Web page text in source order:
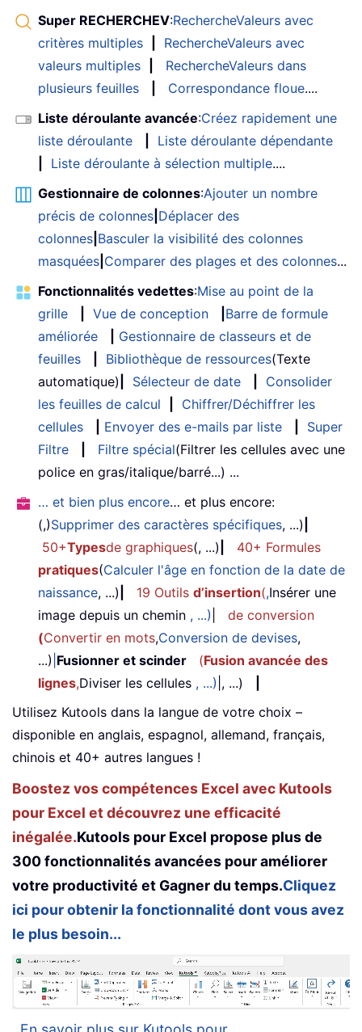
Super RECHERCHEV:RechercheValeurs avec
critères multiples
RechercheValeurs avec
valeurs multiples
RechercheValeurs dans
plusieurs feuilles
Correspondance floue....
Liste déroulante avancée:Créez rapidement une
liste déroulante
Liste déroulante dépendante
Liste déroulante à sélection multiple....
Gestionnaire de colonnes:Ajouter un nombre
précis de colonnes Déplacer des
colonnes Basculer la visibilité des colonnes
masquées Comparer des plages et des colonnes...
Fonctionnalités vedettes:Mise au point de la
grille
Vue de conception
Barre de formule
améliorée
Gestionnaire de classeurs et de
feuilles
Bibliothèque de ressources(Texte
automatique)
Sélecteur de date
Consolider
les feuilles de calcul
Chiffrer/Déchiffrer les
cellules
Envoyer des e-mails par liste
Super
Filtre
Filtre spécial(Filtrer les cellules avec une
police en gras/italique/barré...) ...
… et bien plus encore… et plus encore:
(,)Supprimer des caractères spécifiques, ...)
50+Typesde graphiques(, ...)
40+ Formules
pratiques(Calculer l'âge en fonction de la date de
naissance, ...) 19 Outils d’insertion(,Insérer une
image depuis un chemin , ...)
de conversion
(Convertir en mots,Conversion de devises,
...) Fusionner et scinder (Fusion avancée des
lignes,Diviser les cellules , ...) |, ...)
Utilisez Kutools dans la langue de votre choix –
disponible en anglais, espagnol, allemand, français,
chinois et 40+ autres langues !
Boostez vos compétences Excel avec Kutools
pour Excel et découvrez une efficacité
inégalée.Kutools pour Excel propose plus de
300 fonctionnalités avancées pour améliorer
votre productivité et Gagner du temps.Cliquez
ici pour obtenir la fonctionnalité dont vous avez
le plus besoin...